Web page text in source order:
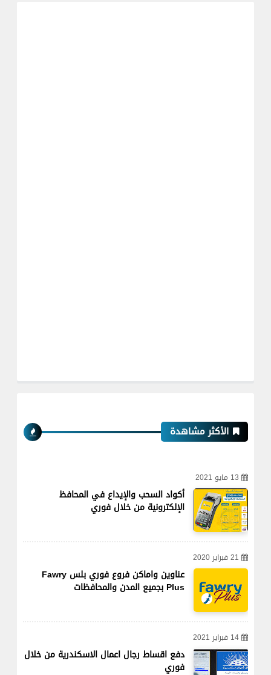
الأكثر مشاهدة
13 مايو 2021
أكواد السحب والإيداع في المحافظ
الإلكترونية من خلال فوري
21 فبراير 2020
عناوين واماكن فروع فوري بلس Fawry
Plus بجميع المدن والمحافظات
14 فبراير 2021
دفع اقساط رجال اعمال الاسكندرية من خلال
فوري